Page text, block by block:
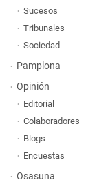
Sucesos
Tribunales
Sociedad
Pamplona
Opinión
Editorial
Colaboradores
Blogs
Encuestas
Osasuna